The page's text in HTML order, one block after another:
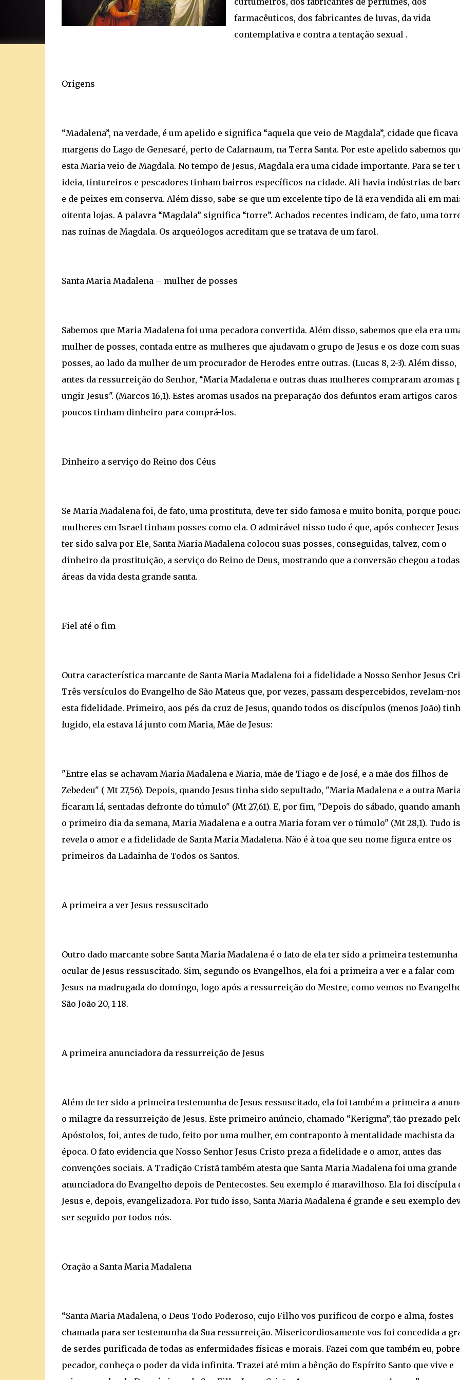
farmacêuticos, dos fabricantes de luvas, da vida
contemplativa e contra a tentação sexual .
Origens
“Madalena”, na verdade, é um apelido e significa “aquela que veio de Magdala”, cidade que ficava
margens do Lago de Genesaré, perto de Cafarnaum, na Terra Santa. Por este apelido sabemos
esta Maria veio de Magdala. No tempo de Jesus, Magdala era uma cidade importante. Para se ter
ideia, tintureiros e pescadores tinham bairros específicos na cidade. Ali havia indústrias de
e de peixes em conserva. Além disso, sabe-se que um excelente tipo de lã era vendida ali em
oitenta lojas. A palavra “Magdala” significa “torre”. Achados recentes indicam, de fato, uma
nas ruínas de Magdala. Os arqueólogos acreditam que se tratava de um farol.
Santa Maria Madalena – mulher de posses
Sabemos que Maria Madalena foi uma pecadora convertida. Além disso, sabemos que ela era
mulher de posses, contada entre as mulheres que ajudavam o grupo de Jesus e os doze com suas
posses, ao lado da mulher de um procurador de Herodes entre outras. (Lucas 8, 2-3). Além disso,
antes da ressurreição do Senhor, “Maria Madalena e outras duas mulheres compraram aromas
ungir Jesus". (Marcos 16,1). Estes aromas usados na preparação dos defuntos eram artigos caros
poucos tinham dinheiro para comprá-los.
Dinheiro a serviço do Reino dos Céus
Se Maria Madalena foi, de fato, uma prostituta, deve ter sido famosa e muito bonita, porque
mulheres em Israel tinham posses como ela. O admirável nisso tudo é que, após conhecer Jesus
ter sido salva por Ele, Santa Maria Madalena colocou suas posses, conseguidas, talvez, com o
dinheiro da prostituição, a serviço do Reino de Deus, mostrando que a conversão chegou a
áreas da vida desta grande santa.
Fiel até o fim
Outra característica marcante de Santa Maria Madalena foi a fidelidade a Nosso Senhor Jesus
Três versículos do Evangelho de São Mateus que, por vezes, passam despercebidos, revelam-
esta fidelidade. Primeiro, aos pés da cruz de Jesus, quando todos os discípulos (menos João)
fugido, ela estava lá junto com Maria, Mãe de Jesus:
"Entre elas se achavam Maria Madalena e Maria, mãe de Tiago e de José, e a mãe dos filhos de
Zebedeu" ( Mt 27,56). Depois, quando Jesus tinha sido sepultado, "Maria Madalena e a outra
ficaram lá, sentadas defronte do túmulo" (Mt 27,61). E, por fim, "Depois do sábado, quando
o primeiro dia da semana, Maria Madalena e a outra Maria foram ver o túmulo" (Mt 28,1). Tudo
revela o amor e a fidelidade de Santa Maria Madalena. Não é à toa que seu nome figura entre os
primeiros da Ladainha de Todos os Santos.
A primeira a ver Jesus ressuscitado
Outro dado marcante sobre Santa Maria Madalena é o fato de ela ter sido a primeira testemunha
ocular de Jesus ressuscitado. Sim, segundo os Evangelhos, ela foi a primeira a ver e a falar com
Jesus na madrugada do domingo, logo após a ressurreição do Mestre, como vemos no
São João 20, 1-18.
A primeira anunciadora da ressurreição de Jesus
Além de ter sido a primeira testemunha de Jesus ressuscitado, ela foi também a primeira a
o milagre da ressurreição de Jesus. Este primeiro anúncio, chamado “Kerigma”, tão prezado
Apóstolos, foi, antes de tudo, feito por uma mulher, em contraponto à mentalidade machista da
época. O fato evidencia que Nosso Senhor Jesus Cristo preza a fidelidade e o amor, antes das
convenções sociais. A Tradição Cristã também atesta que Santa Maria Madalena foi uma grande
anunciadora do Evangelho depois de Pentecostes. Seu exemplo é maravilhoso. Ela foi discípula
Jesus e, depois, evangelizadora. Por tudo isso, Santa Maria Madalena é grande e seu exemplo
ser seguido por todos nós.
Oração a Santa Maria Madalena
“Santa Maria Madalena, o Deus Todo Poderoso, cujo Filho vos purificou de corpo e alma, fostes
chamada para ser testemunha da Sua ressurreição. Misericordiosamente vos foi concedida a
de serdes purificada de todas as enfermidades físicas e morais. Fazei com que também eu, pobre
pecador, conheça o poder da vida infinita. Trazei até mim a bênção do Espírito Santo que vive e